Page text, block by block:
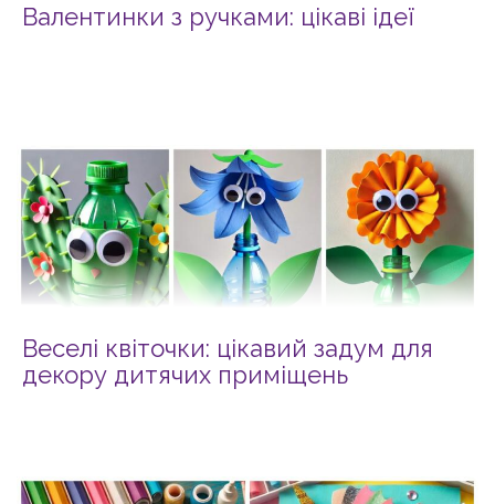
Валентинки з ручками: цікаві ідеї
Веселі квіточки: цікавий задум для
декору дитячих приміщень